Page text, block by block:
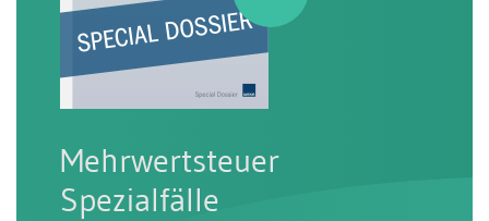
Mehrwertsteuer
Spezialfälle